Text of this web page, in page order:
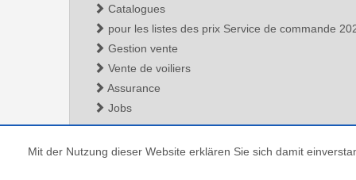
Catalogues
pour les listes des prix Service de commande
Gestion vente
Vente de voiliers
Assurance
Jobs
Mit der Nutzung dieser Website erklären Sie sich damit